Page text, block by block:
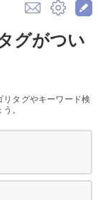
グがつい
タグやキーワード検
。